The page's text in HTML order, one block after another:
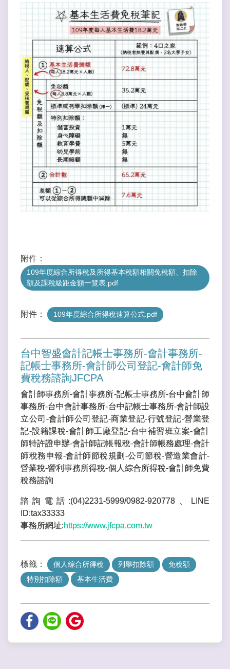
附件：
109年度綜合所得稅及所得基本稅額相關免稅額、扣除
額及課稅級距金額一覽表.pdf
附件： 109年度綜合所得稅速算公式.pdf
台中智盛會計記帳士事務所-會計事務所-
記帳士事務所-會計師公司登記-會計師免
費稅務諮詢JFCPA
會計師事務所-會計事務所-記帳士事務所-台中會計師
事務所-台中會計事務所-台中記帳士事務所-會計師設
立公司-會計師公司登記-商業登記-行號登記-營業登
記-設籍課稅-會計師工廠登記-台中補習班立案-會計
師特許證申辦-會計師記帳報稅-會計師帳務處理-會計
師稅務申報-會計師節稅規劃-公司節稅-營造業會計-
營業稅-謍利事務所得稅-個人綜合所得稅-會計師免費
稅務諮詢
諮詢電話:(04)2231-5999/0982-920778、LINE
ID:tax33333
事務所網址:https://www.jfcpa.com.tw
標籤： 個人綜合所得稅 列舉扣除額
免稅額
特別扣除額
基本生活費